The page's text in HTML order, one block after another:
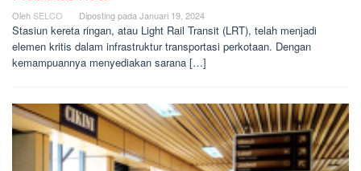
Oleh SELCO Diposting padaJanuari 19, 2024
Stasiun kereta ringan, atau Light Rail Transit (LRT), telah menjadi
elemen kritis dalam infrastruktur transportasi perkotaan. Dengan
kemampuannya menyediakan sarana […]